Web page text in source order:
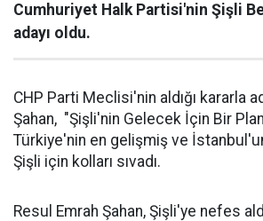
Cumhuriyet Halk Partisi'nin Şişli
adayı oldu.
CHP Parti Meclisi'nin aldığı kararla
Şahan, "Şişli'nin Gelecek İçin Bir
Türkiye'nin en gelişmiş ve
Şişli için kolları sıvadı.
Resul Emrah Şahan, Şişli'ye nefes